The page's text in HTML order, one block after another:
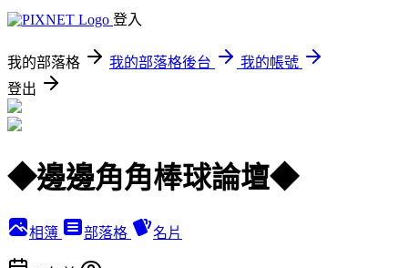
登入
我的部落格 我的部落格後台
我的帳號
登出
◆邊邊角角棒球論壇◆
相簿 部落格 名片